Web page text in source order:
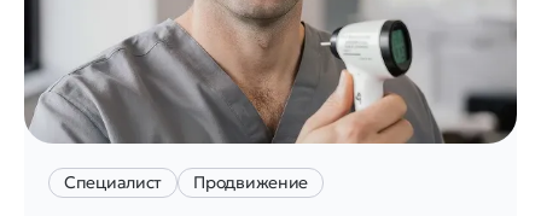
Специалист Продвижение